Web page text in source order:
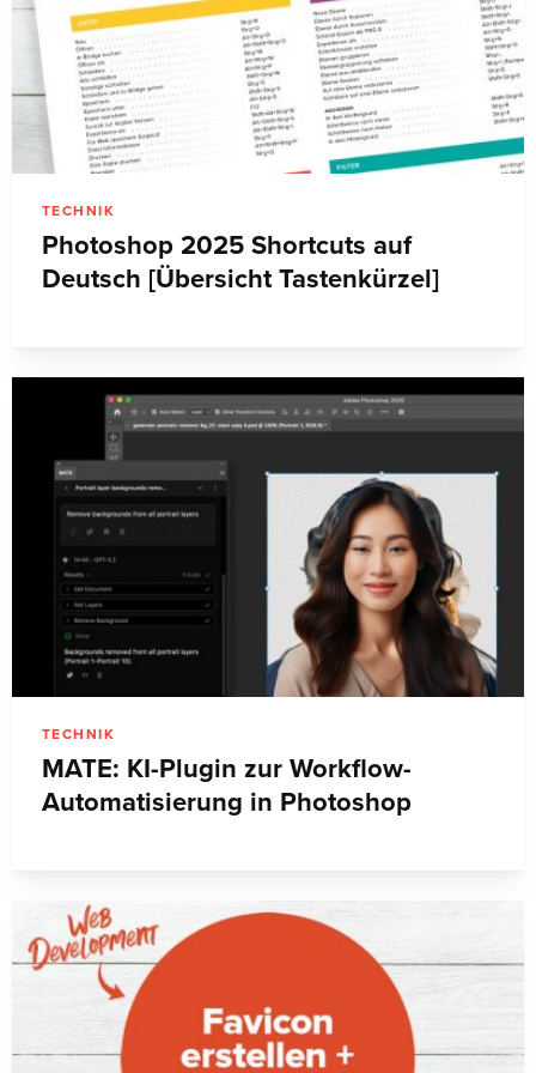
TECHNIK
Photoshop 2025 Shortcuts auf
Deutsch [Übersicht Tastenkürzel]
TECHNIK
MATE: KI-Plugin zur Workflow-
Automatisierung in Photoshop